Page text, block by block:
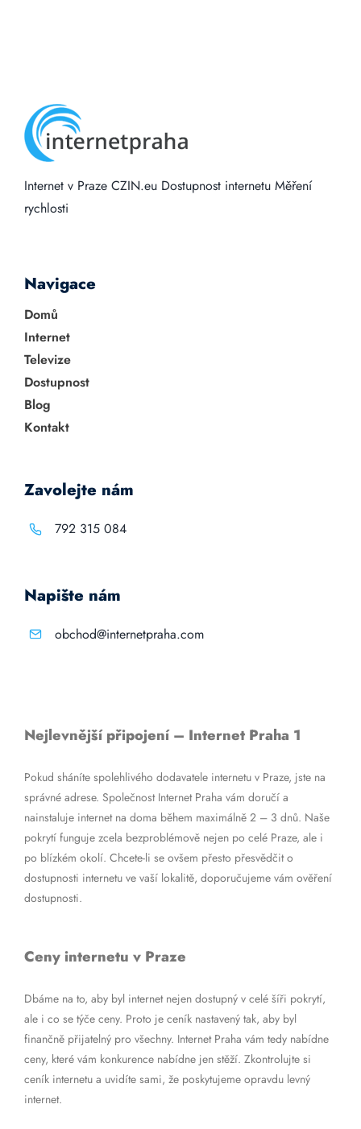
Internet v Praze CZIN.eu Dostupnost internetu Měření
rychlosti
Navigace
Domů
Internet
Televize
Dostupnost
Blog
Kontakt
Zavolejte nám
792 315 084
Napište nám
obchod@internetpraha.com
Nejlevnější připojení – Internet Praha 1
Pokud sháníte spolehlivého dodavatele internetu v Praze, jste na
správné adrese. Společnost Internet Praha vám doručí a
nainstaluje internet na doma během maximálně 2 – 3 dnů. Naše
pokrytí funguje zcela bezproblémově nejen po celé Praze, ale i
po blízkém okolí. Chcete-li se ovšem přesto přesvědčit o
dostupnosti internetu ve vaší lokalitě, doporučujeme vám ověření
dostupnosti.
Ceny internetu v Praze
Dbáme na to, aby byl internet nejen dostupný v celé šíři pokrytí,
ale i co se týče ceny. Proto je ceník nastavený tak, aby byl
finančně přijatelný pro všechny. Internet Praha vám tedy nabídne
ceny, které vám konkurence nabídne jen stěží. Zkontrolujte si
ceník internetu a uvidíte sami, že poskytujeme opravdu levný
internet.